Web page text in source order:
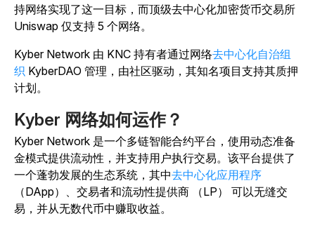
持网络实现了这一目标，而顶级去中心化加密货币交易所
Uniswap 仅支持 5 个网络。
Kyber Network 由 KNC 持有者通过网络去中心化自治组
织 KyberDAO 管理，由社区驱动，其知名项目支持其质押
计划。
Kyber 网络如何运作？
Kyber Network 是一个多链智能合约平台，使用动态准备
金模式提供流动性，并支持用户执行交易。该平台提供了
一个蓬勃发展的生态系统，其中去中心化应用程序
（DApp）、交易者和流动性提供商 （LP） 可以无缝交
易，并从无数代币中赚取收益。